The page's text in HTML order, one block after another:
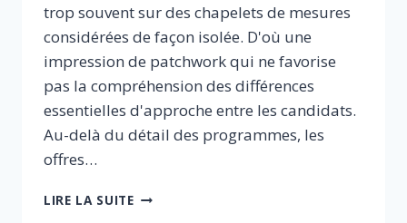
trop souvent sur des chapelets de mesures
considérées de façon isolée. D'où une
impression de patchwork qui ne favorise
pas la compréhension des différences
essentielles d'approche entre les candidats.
Au-delà du détail des programmes, les
offres…
LIRE LA SUITERESTER